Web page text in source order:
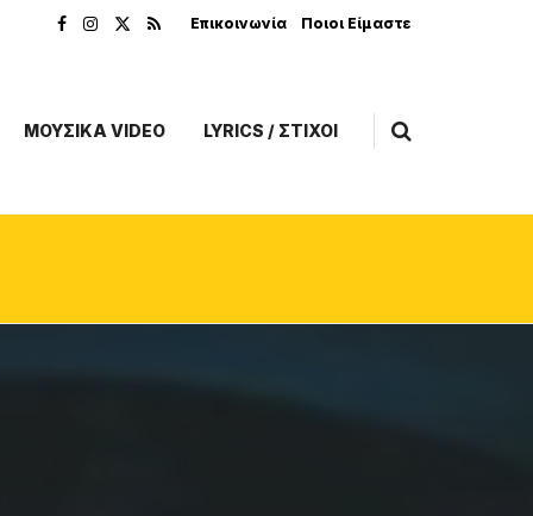
Επικοινωνία Ποιοι Είμαστε
ΜΟΥΣΙΚΑ VIDEO LYRICS / ΣΤΙΧΟΙ